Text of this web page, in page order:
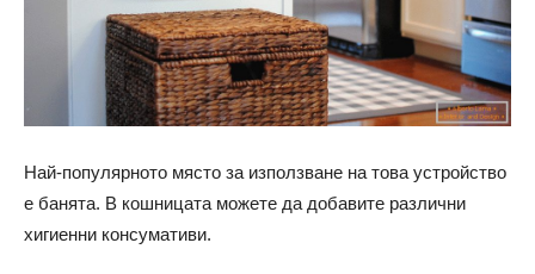
Най-популярното място за използване на това устройство
е банята. В кошницата можете да добавите различни
хигиенни консумативи.